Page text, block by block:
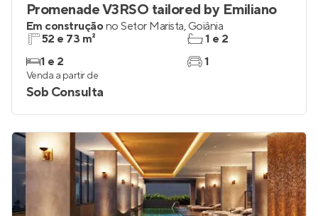
Promenade V3RSO tailored by Emiliano
Em construçãono Setor Marista, Goiânia
52 e 73 m²
1 e 2
1 e 2
1
Venda a partir de
Sob Consulta